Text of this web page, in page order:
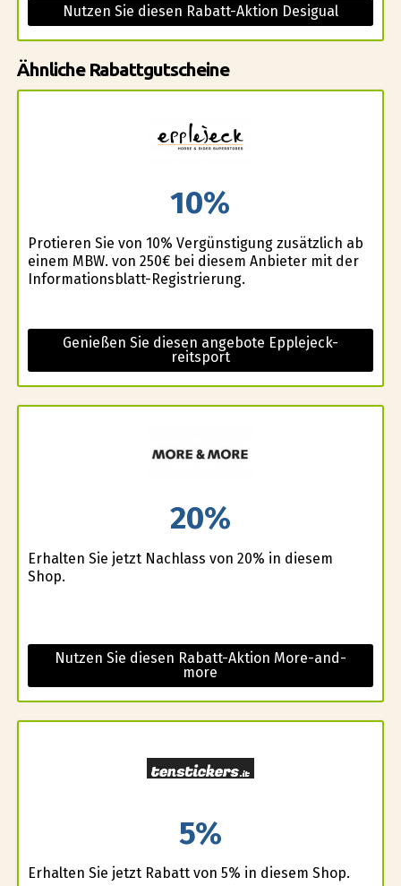
Nutzen Sie diesen Rabatt-Aktion Desigual
Ähnliche Rabattgutscheine
10%
Profitieren Sie von 10% Vergünstigung zusätzlich ab
einem MBW. von 250€ bei diesem Anbieter mit der
Informationsblatt-Registrierung.
Genießen Sie diesen angebote Epplejeck-
reitsport
20%
Erhalten Sie jetzt Nachlass von 20% in diesem
Shop.
Nutzen Sie diesen Rabatt-Aktion More-and-
more
5%
Erhalten Sie jetzt Rabatt von 5% in diesem Shop.